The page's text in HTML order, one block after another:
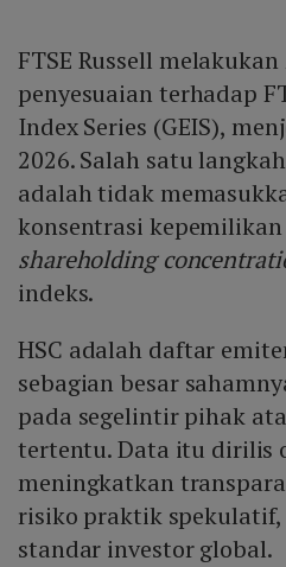
FTSE Russell melakukan
penyesuaian terhadap
Index Series (GEIS),
2026. Salah satu
adalah tidak
konsentrasi
shareholding
indeks.
HSC adalah daftar
sebagian besar
pada segelintir pihak
tertentu. Data itu dirilis
meningkatkan
risiko praktik
standar investor global.